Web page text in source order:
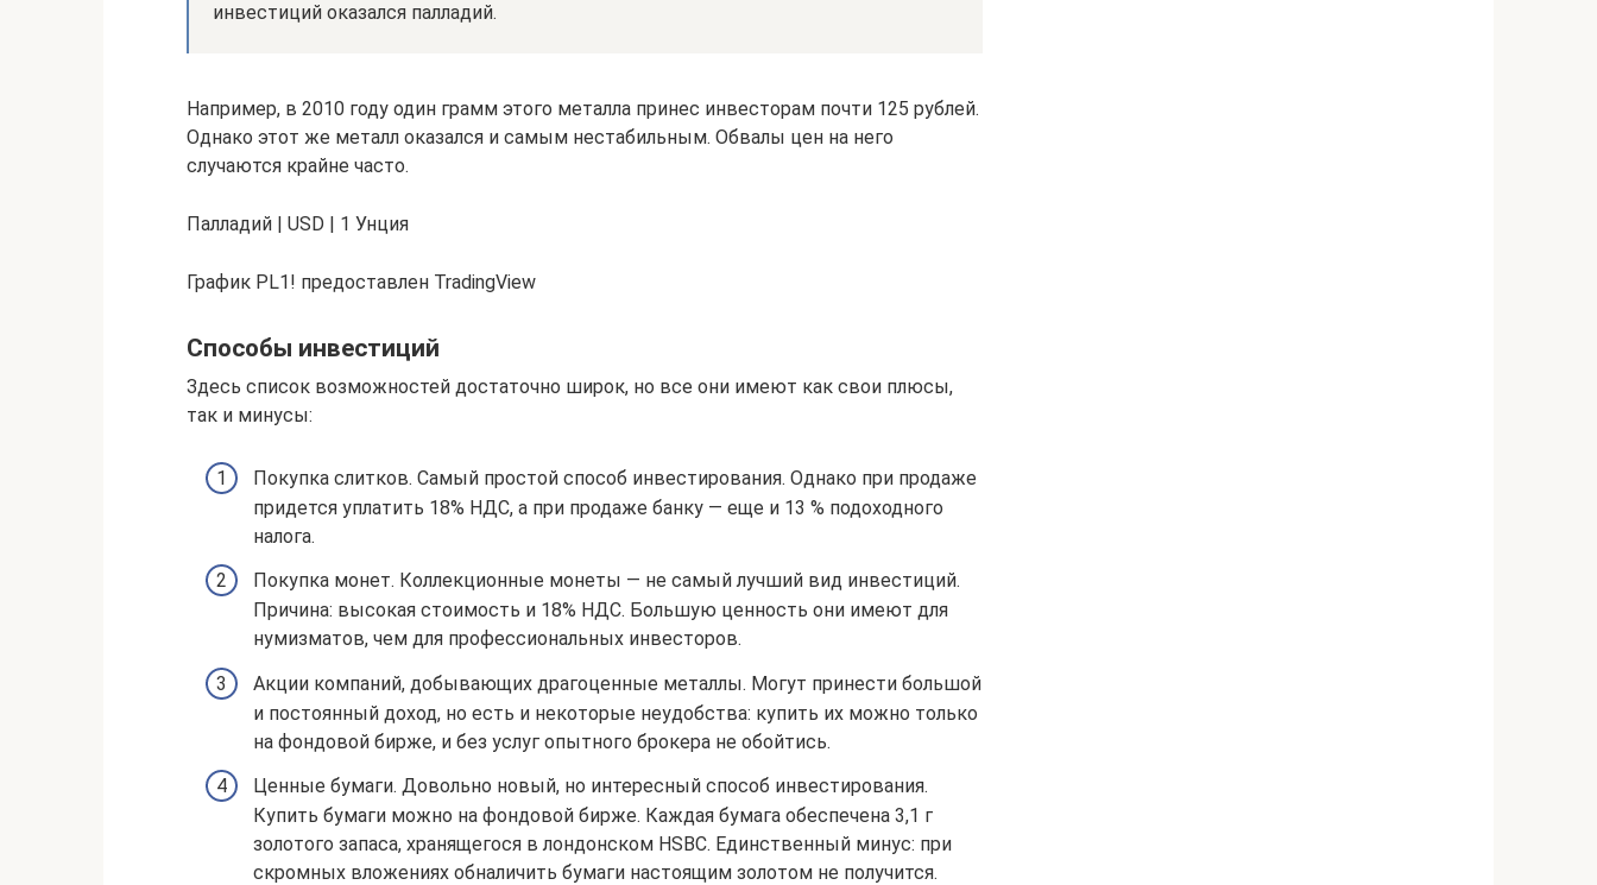
инвестиций оказался палладий.
Например, в 2010 году один грамм этого металла принес инвесторам почти 125 рублей.
Однако этот же металл оказался и самым нестабильным. Обвалы цен на него
случаются крайне часто.
Палладий | USD | 1 Унция
График PL1! предоставлен TradingView
Способы инвестиций
Здесь список возможностей достаточно широк, но все они имеют как свои плюсы,
так и минусы:
Покупка слитков. Самый простой способ инвестирования. Однако при продаже
придется уплатить 18% НДС, а при продаже банку — еще и 13 % подоходного
налога.
Покупка монет. Коллекционные монеты — не самый лучший вид инвестиций.
Причина: высокая стоимость и 18% НДС. Большую ценность они имеют для
нумизматов, чем для профессиональных инвесторов.
Акции компаний, добывающих драгоценные металлы. Могут принести большой
и постоянный доход, но есть и некоторые неудобства: купить их можно только
на фондовой бирже, и без услуг опытного брокера не обойтись.
Ценные бумаги. Довольно новый, но интересный способ инвестирования.
Купить бумаги можно на фондовой бирже. Каждая бумага обеспечена 3,1 г
золотого запаса, хранящегося в лондонском HSBC. Единственный минус: при
скромных вложениях обналичить бумаги настоящим золотом не получится.